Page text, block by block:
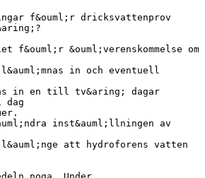
f&ouml;r dricksvattenprov
f&ouml;r &ouml;verenskommelse om
in och eventuell
in en till tv&aring; dagar
dag
inst&auml;llningen av
att hydroforens vatten